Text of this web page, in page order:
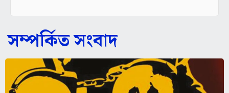
সম্পর্কিত সংবাদ